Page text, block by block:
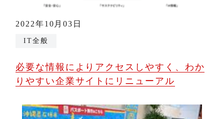
2022年10月03日
IT全般
必要な情報によりアクセスしやすく、わか
りやすい企業サイトにリニューアル